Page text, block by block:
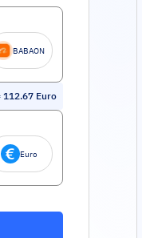
BABAON
112.67 Euro
Euro